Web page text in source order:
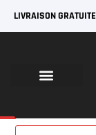
LIVRAISON GRATUITE